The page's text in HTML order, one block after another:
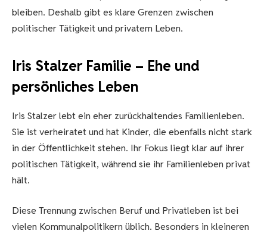
bleiben. Deshalb gibt es klare Grenzen zwischen
politischer Tätigkeit und privatem Leben.
Iris Stalzer Familie – Ehe und
persönliches Leben
Iris Stalzer lebt ein eher zurückhaltendes Familienleben.
Sie ist verheiratet und hat Kinder, die ebenfalls nicht stark
in der Öffentlichkeit stehen. Ihr Fokus liegt klar auf ihrer
politischen Tätigkeit, während sie ihr Familienleben privat
hält.
Diese Trennung zwischen Beruf und Privatleben ist bei
vielen Kommunalpolitikern üblich. Besonders in kleineren